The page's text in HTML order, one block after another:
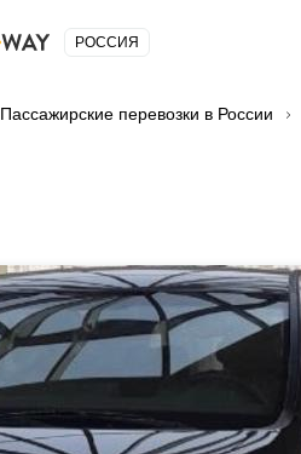
РОССИЯ
Пассажирские перевозки в России